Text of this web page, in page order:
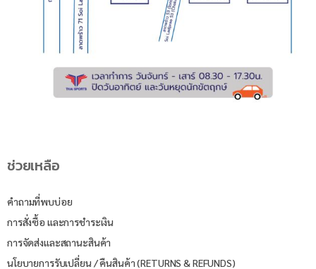
ช่วยเหลือ
คำถามที่พบบ่อย
การสั่งซื้อ และการชำระเงิน
การจัดส่งและสถานะสินค้า
นโยบายการรับเปลี่ยน / คืนสินค้า (RETURNS & REFUNDS)